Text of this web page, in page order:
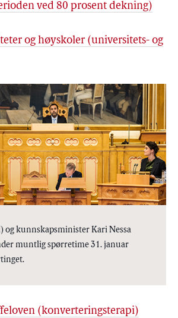
ved 80 prosent dekning)
og høyskoler (universitets- og
og kunnskapsminister Kari Nessa
muntlig spørretime 31. januar
(konverteringsterapi)